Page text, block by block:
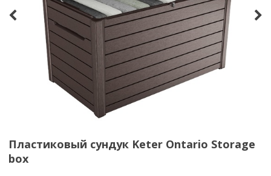
Пластиковый сундук Keter Ontario Storage
box